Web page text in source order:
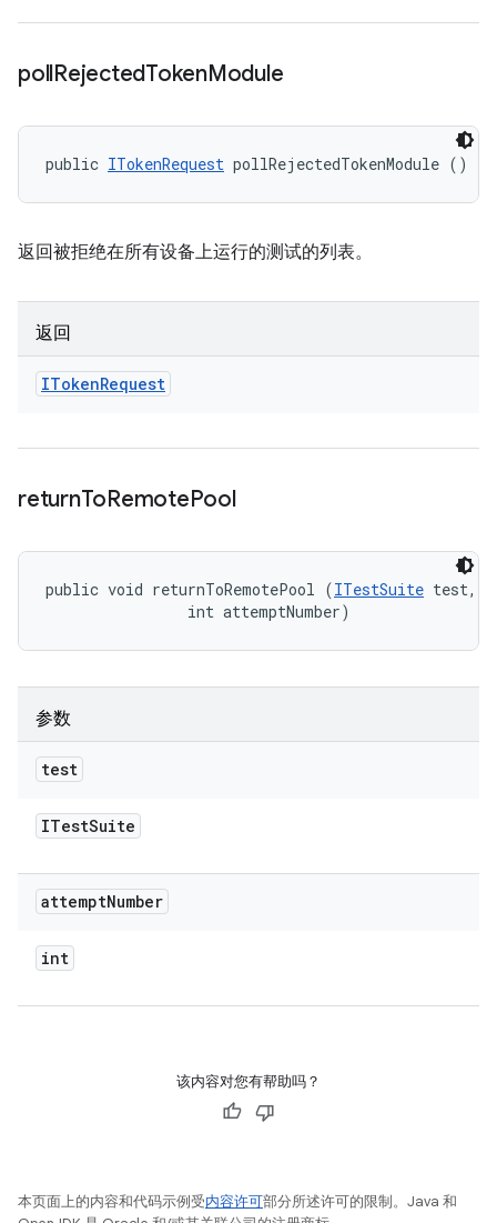
pollRejectedTokenModule
public ITokenRequest pollRejectedTokenModule ()
返回被拒绝在所有设备上运行的测试的列表。
返回
ITokenRequest
returnToRemotePool
public void returnToRemotePool (ITestSuite test,
                int attemptNumber)
参数
test
ITestSuite
attemptNumber
int
该内容对您有帮助吗？
本页面上的内容和代码示例受内容许可部分所述许可的限制。Java 和